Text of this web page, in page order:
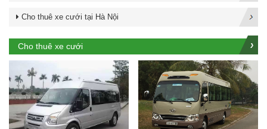
Cho thuê xe cưới tại Hà Nội
Cho thuê xe cưới